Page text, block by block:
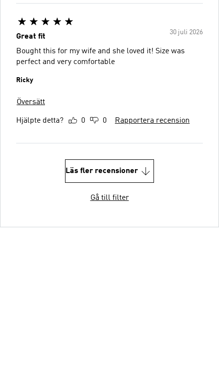
30 juli 2026
Great fit
Bought this for my wife and she loved it! Size was
perfect and very comfortable
Ricky
Översätt
Hjälpte detta? 0 0 Rapportera recension
Läs fler recensioner
Gå till filter